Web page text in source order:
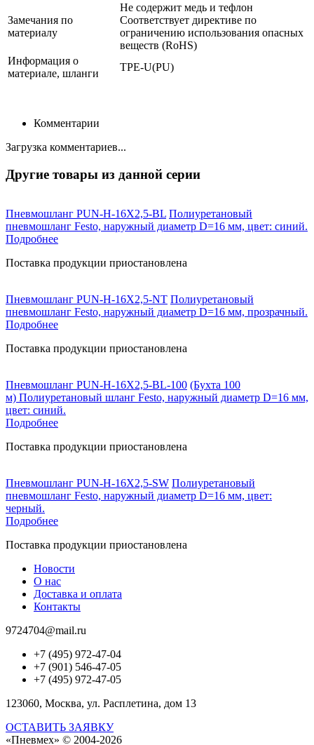
Замечания по
материалу
Не содержит медь и тефлон
Соответствует директиве по
ограничению использования опасных
веществ (RoHS)
Информация о
материале, шланги
TPE-U(PU)
Комментарии
Загрузка комментариев...
Другие товары из данной серии
Пневмошланг PUN-H-16X2,5-BL Полиуретановый
пневмошланг Festo, наружный диаметр D=16 мм, цвет: синий.
Подробнее
Поставка продукции приостановлена
Пневмошланг PUN-H-16X2,5-NT Полиуретановый
пневмошланг Festo, наружный диаметр D=16 мм, прозрачный.
Подробнее
Поставка продукции приостановлена
Пневмошланг PUN-H-16X2,5-BL-100 (Бухта 100
м) Полиуретановый шланг Festo, наружный диаметр D=16 мм,
цвет: синий.
Подробнее
Поставка продукции приостановлена
Пневмошланг PUN-H-16X2,5-SW Полиуретановый
пневмошланг Festo, наружный диаметр D=16 мм, цвет:
черный.
Подробнее
Поставка продукции приостановлена
Новости
О нас
Доставка и оплата
Контакты
9724704@mail.ru
+7 (495) 972-47-04
+7 (901) 546-47-05
+7 (495) 972-47-05
123060, Москва, ул. Расплетина, дом 13
ОСТАВИТЬ ЗАЯВКУ
«Пневмех» © 2004-2026